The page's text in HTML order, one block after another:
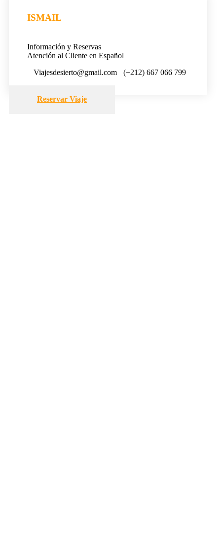
ISMAIL
Información y Reservas
Atención al Cliente en Español
Viajesdesierto@gmail.com
(+212) 667 066 799
Reservar Viaje